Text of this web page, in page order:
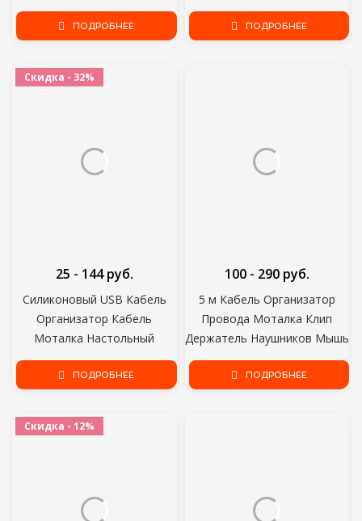
компьютер и Рабочая
Станция ABS Wire Manager
Зарядка Линия Передачи
Данных Бобина Моталка
ПОДРОБНЕЕ
Рабочий Стол Аккуратное
Управление Клипы
ПОДРОБНЕЕ
Скидка - 32%
Силиконовый USB Кабель
Организатор Кабель
Моталка Настольный
Аккуратный Управление
Клипы Держатель Кабеля
Организатор
25 - 144 руб.
ПОДРОБНЕЕ
5 м Кабель Организатор
Провода Моталка Клип
Держатель Наушников Мышь
Шнур Управления USB
Зарядное Устройство
100 - 290 руб.
ПОДРОБНЕЕ
Скидка - 12%